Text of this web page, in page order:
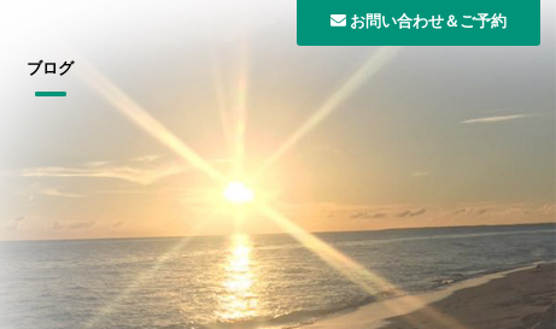
お問い合わせ＆ご予約
ブログ